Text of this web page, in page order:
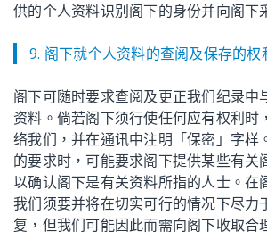
供的个人资料识别阁下的身份并向阁下
9. 阁下就个人资料的查阅及保存的权
阁下可随时要求查阅及更正我们纪录中
资料。倘若阁下须行使任何应有权利时
络我们，并在通讯中注明「保密」字样
的要求时，可能要求阁下提供某些有关
以确认阁下是有关资料所指的人士。在
我们须要并将在切实可行的情况下尽力
复，但我们可能因此而需向阁下收取合